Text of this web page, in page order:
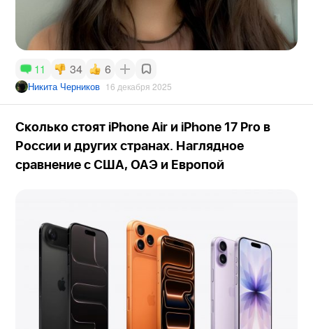
11 34 6
Никита Черников 16 декабря 2025
Сколько стоят iPhone Air и iPhone 17 Pro в
России и других странах. Наглядное
сравнение с США, ОАЭ и Европой